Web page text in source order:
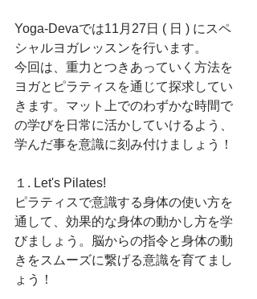
Yoga-Devaでは11月27日 ( 日 ) にスペ
シャルヨガレッスンを行います。
今回は、重力とつきあっていく方法を
ヨガとピラティスを通じて探求してい
きます。マット上でのわずかな時間で
の学びを日常に活かしていけるよう、
学んだ事を意識に刻み付けましょう！
１. Let's Pilates!
ピラティスで意識する身体の使い方を
通して、効果的な身体の動かし方を学
びましょう。脳からの指令と身体の動
きをスムーズに繋げる意識を育てまし
ょう！